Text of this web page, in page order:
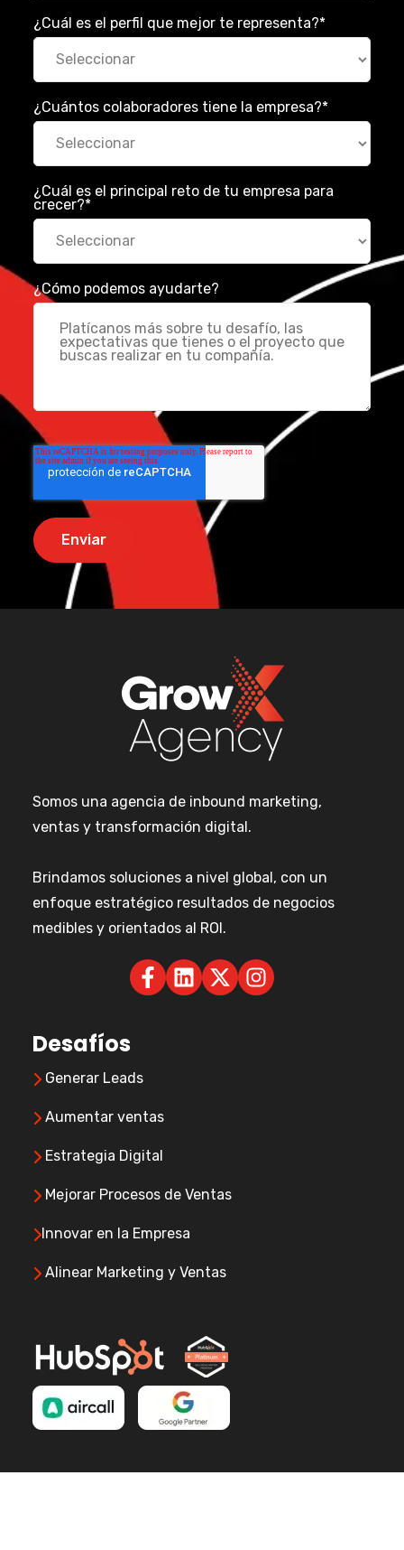
¿Cuál es el perfil que mejor te representa?*
¿Cuántos colaboradores tiene la empresa?*
¿Cuál es el principal reto de tu empresa para
crecer?*
¿Cómo podemos ayudarte?
Somos una agencia de inbound marketing,
ventas y transformación digital.
Brindamos soluciones a nivel global, con un
enfoque estratégico resultados de negocios
medibles y orientados al ROI.
Desafíos
Generar Leads
Aumentar ventas
Estrategia Digital
Mejorar Procesos de Ventas
Innovar en la Empresa
Alinear Marketing y Ventas